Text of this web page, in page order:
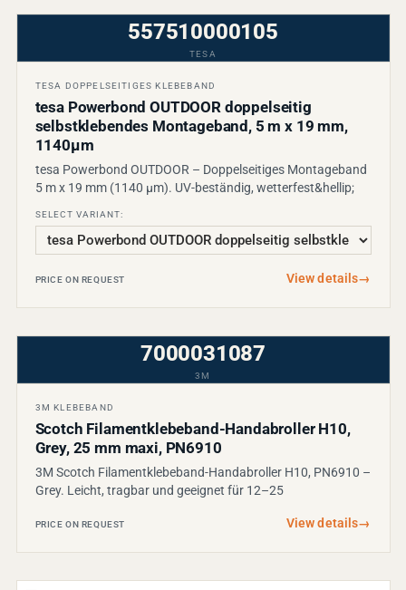
557510000105
TESA
TESA DOPPELSEITIGES KLEBEBAND
tesa Powerbond OUTDOOR doppelseitig
selbstklebendes Montageband, 5 m x 19 mm,
1140µm
tesa Powerbond OUTDOOR – Doppelseitiges Montageband
5 m x 19 mm (1140 µm). UV-beständig, wetterfest&hellip;
SELECT VARIANT:
PRICE ON REQUEST View details→
7000031087
3M
3M KLEBEBAND
Scotch Filamentklebeband-Handabroller H10,
Grey, 25 mm maxi, PN6910
3M Scotch Filamentklebeband-Handabroller H10, PN6910 –
Grey. Leicht, tragbar und geeignet für 12–25
PRICE ON REQUEST View details→